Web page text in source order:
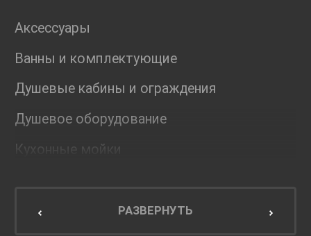
Аксессуары
Ванны и комплектующие
Душевые кабины и ограждения
Душевое оборудование
Кухонные мойки
Мебель для кухниРАЗВЕРНУТЬ